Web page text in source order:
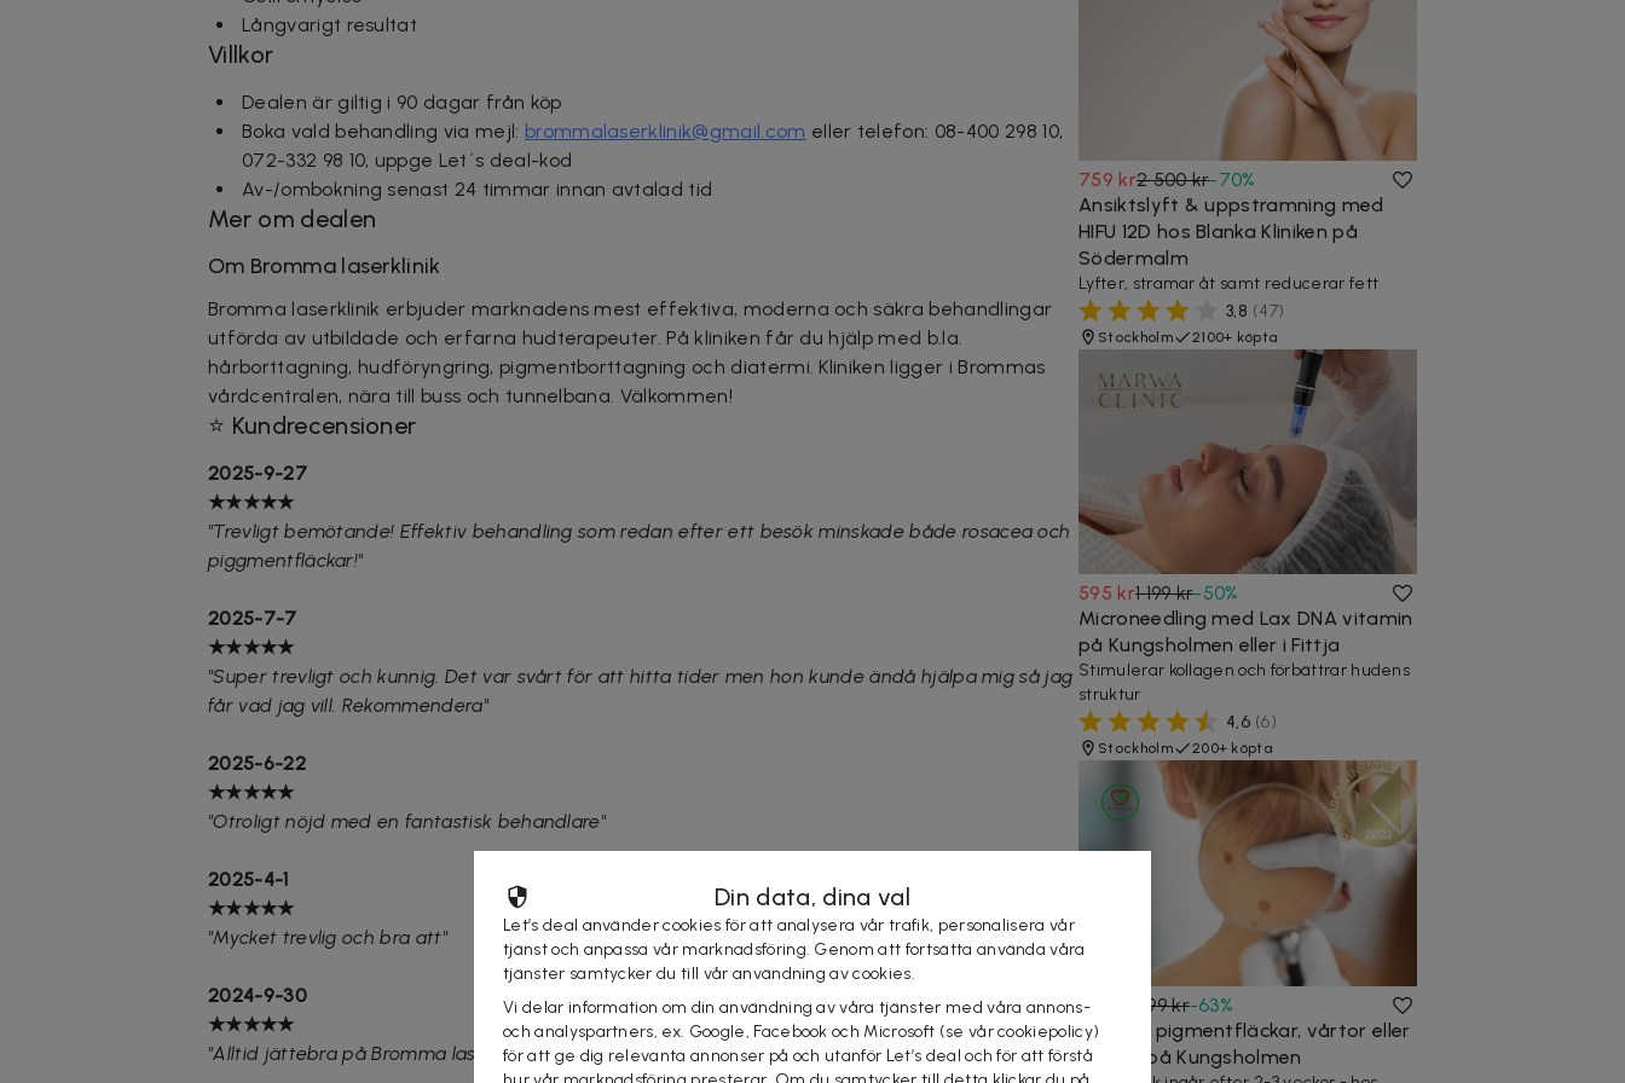
Långvarigt resultat
Villkor
Dealen är giltig i 90 dagar från köp
Boka vald behandling via mejl: brommalaserklinik@gmail.com eller telefon: 08-400 298 10,
072-332 98 10, uppge Let´s deal-kod
Av-/ombokning senast 24 timmar innan avtalad tid
Mer om dealen
Om Bromma laserklinik
Bromma laserklinik erbjuder marknadens mest effektiva, moderna och säkra behandlingar
utförda av utbildade och erfarna hudterapeuter. På kliniken får du hjälp med b.la.
hårborttagning, hudföryngring, pigmentborttagning och diatermi. Kliniken ligger i Brommas
vårdcentralen, nära till buss och tunnelbana. Välkommen!
⭐ Kundrecensioner
2025-9-27
★★★★★
"Trevligt bemötande! Effektiv behandling som redan efter ett besök minskade både rosacea och
piggmentfläckar!"
2025-7-7
★★★★★
"Super trevligt och kunnig. Det var svårt för att hitta tider men hon kunde ändå hjälpa mig så jag
får vad jag vill. Rekommendera"
2025-6-22
★★★★★
"Otroligt nöjd med en fantastisk behandlare"
2025-4-1
★★★★★
"Mycket trevlig och bra att"
2024-9-30
★★★★★
"Alltid jättebra på Bromma laser klinik"
759 kr2 500 kr-70%
Ansiktslyft & uppstramning med
HIFU 12D hos Blanka Kliniken på
Södermalm
Lyfter, stramar åt samt reducerar fett
3,8 (47)
Stockholm 2100+ köpta
595 kr1 199 kr-50%
Microneedling med Lax DNA vitamin
på Kungsholmen eller i Fittja
Stimulerar kollagen och förbättrar hudens
struktur
4,6 (6)
Stockholm 200+ köpta
329 kr 899 kr-63%
Ta bort pigmentfläckar, vårtor eller
fibrom på Kungsholmen
Din data, dina val
Let’s deal använder cookies för att analysera vår trafik, personalisera vår
tjänst och anpassa vår marknadsföring. Genom att fortsätta använda våra
tjänster samtycker du till vår användning av cookies.
Vi delar information om din användning av våra tjänster med våra annons-
och analyspartners, ex. Google, Facebook och Microsoft (se vår cookiepolicy)
för att ge dig relevanta annonser på och utanför Let’s deal och för att förstå